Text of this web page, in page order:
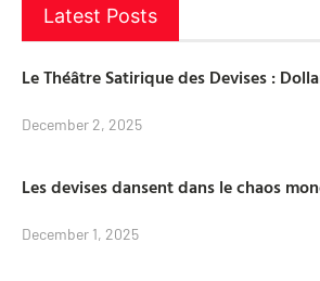
Latest Posts
Le Théâtre Satirique des Devises :
December 2, 2025
Les devises dansent dans le chaos
December 1, 2025